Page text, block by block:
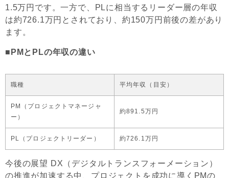
1.5万円です。一方で、PLに相当するリーダー層の年収
は約726.1万円とされており、約150万円前後の差があり
ます。
■PMとPLの年収の違い
職種 平均年収（目安）
PM（プロジェクトマネージャ
ー）
約891.5万円
PL（プロジェクトリーダー） 約726.1万円
今後の展望 DX（デジタルトランスフォーメーション）
の推進が加速する中、プロジェクトを成功に導くPMの